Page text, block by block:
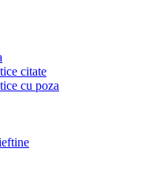
citate
cu poza